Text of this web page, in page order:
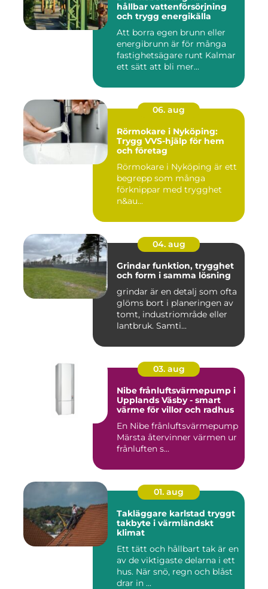
hållbar vattenförsörjning
och trygg energikälla
Att borra egen brunn eller
energibrunn är för många
fastighetsägare runt Kalmar
ett sätt att bli mer...
06. aug
Rörmokare i Nyköping:
Trygg VVS-hjälp för hem
och företag
Rörmokare i Nyköping är ett
begrepp som många
förknippar med trygghet
n&au...
04. aug
Grindar funktion, trygghet
och form i samma lösning
grindar är en detalj som ofta
glöms bort i planeringen av
tomt, industriområde eller
lantbruk. Samti...
03. aug
Nibe frånluftsvärmepump i
Upplands Väsby - smart
värme för villor och radhus
En Nibe frånluftsvärmepump
Märsta återvinner värmen ur
frånluften s...
01. aug
Takläggare karlstad tryggt
takbyte i värmländskt
klimat
Ett tätt och hållbart tak är en
av de viktigaste delarna i ett
hus. När snö, regn och blåst
drar in ...